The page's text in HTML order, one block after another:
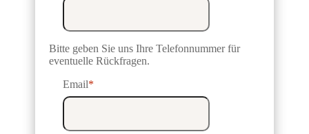
Bitte geben Sie uns Ihre Telefonnummer für
eventuelle Rückfragen.
Email*